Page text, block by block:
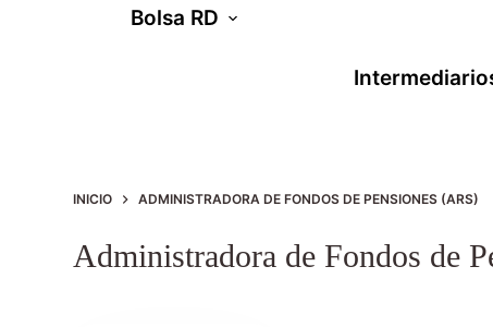
Bolsa RD
INICIO ADMINISTRADORA DE FONDOS DE PENSIONES (ARS)
Administradora de Fondos de